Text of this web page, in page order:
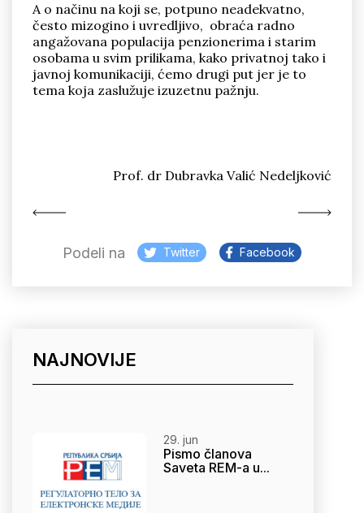
Podeli na Twitter Facebook
A o načinu na koji se, potpuno neadekvatno,
često mizogino i uvredljivo, obraća radno
angažovana populacija penzionerima i starim
osobama u svim prilikama, kako privatnoj tako i
javnoj komunikaciji, ćemo drugi put jer je to
tema koja zaslužuje izuzetnu pažnju.
Prof. dr Dubravka Valić Nedeljković
NAJNOVIJE
29. jun
Pismo članova
Saveta REM-a u...